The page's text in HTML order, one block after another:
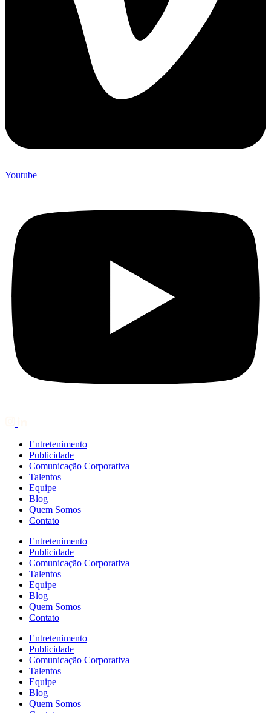
Youtube
Entretenimento
Publicidade
Comunicação Corporativa
Talentos
Equipe
Blog
Quem Somos
Contato
Entretenimento
Publicidade
Comunicação Corporativa
Talentos
Equipe
Blog
Quem Somos
Contato
Entretenimento
Publicidade
Comunicação Corporativa
Talentos
Equipe
Blog
Quem Somos